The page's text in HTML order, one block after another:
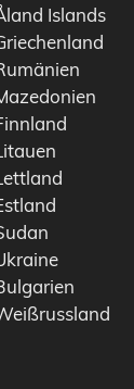
Islands